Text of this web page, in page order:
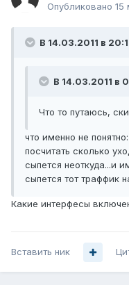
Опубликовано 15
В 14.03.2011 в
В 14.03.2011 в
Что то путаюсь,
что именно не
посчитать сколько
сыпется неоткуда...и
сыпется тот траффик
Какие интерфесы
Вставить ник